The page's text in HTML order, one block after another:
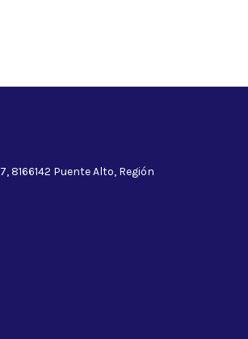
8166142 Puente Alto, Región